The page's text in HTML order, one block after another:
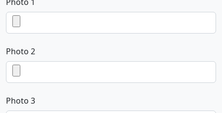
Photo 2
Photo 3